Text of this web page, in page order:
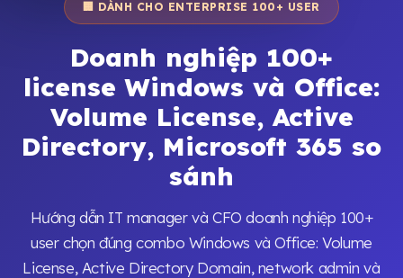
🏢 DÀNH CHO ENTERPRISE 100+ USER
Doanh nghiệp 100+
license Windows và Office:
Volume License, Active
Directory, Microsoft 365 so
sánh
Hướng dẫn IT manager và CFO doanh nghiệp 100+
user chọn đúng combo Windows và Office: Volume
License, Active Directory Domain, network admin và